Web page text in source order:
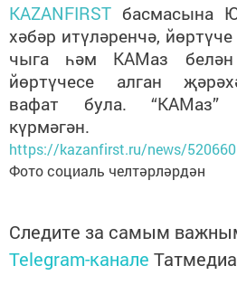
KAZANFIRST басмасына
хәбәр итүләренчә,
чыга һәм КАМаз белән
йөртүчесе алган
вафат була. “КАМаз”
күрмәгән.
https://kazanfirst.ru/news/520660
Фото социаль челтәрләрдән
Следите за самым
Telegram-канале Татмедиа